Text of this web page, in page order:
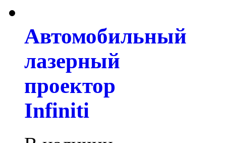
Автомобильный
лазерный
проектор
Infiniti